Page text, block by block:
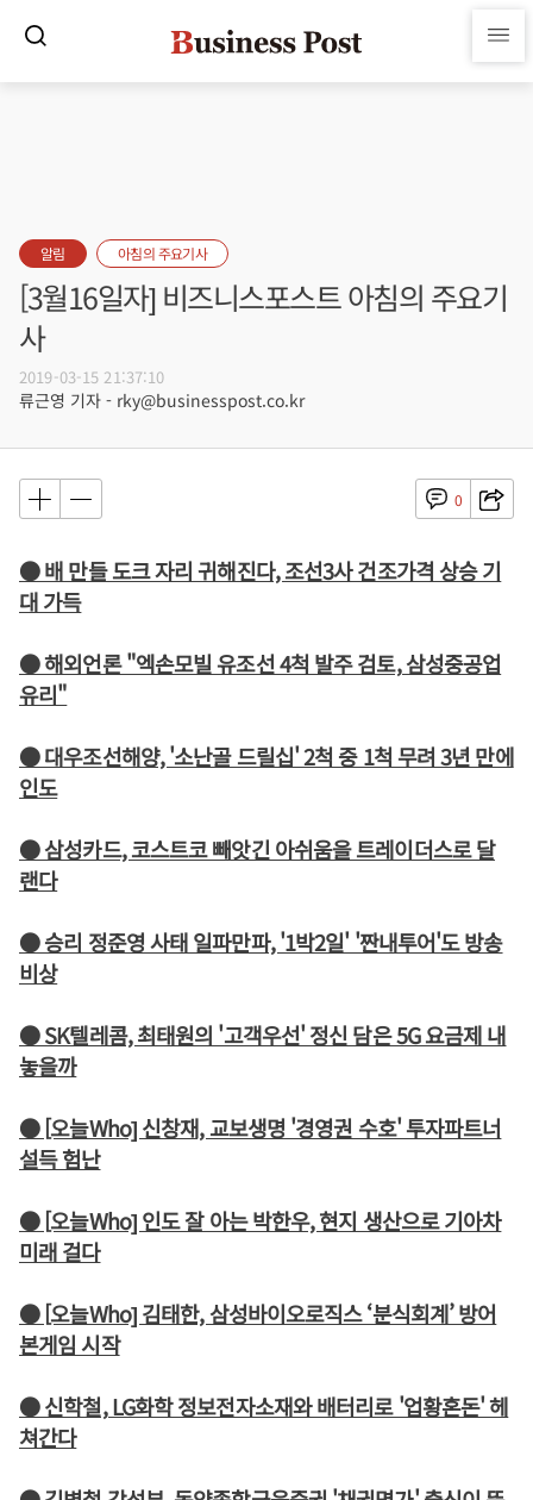
알림 아침의 주요기사
[3월16일자] 비즈니스포스트 아침의 주요기
사
2019-03-15 21:37:10
류근영 기자 - rky@businesspost.co.kr
0
● 배 만들 도크 자리 귀해진다, 조선3사 건조가격 상승 기
대 가득
● 해외언론 "엑손모빌 유조선 4척 발주 검토, 삼성중공업
유리"
● 대우조선해양, '소난골 드릴십' 2척 중 1척 무려 3년 만에
인도
● 삼성카드, 코스트코 빼앗긴 아쉬움을 트레이더스로 달
랜다
● 승리 정준영 사태 일파만파, '1박2일' '짠내투어'도 방송
비상
● SK텔레콤, 최태원의 '고객우선' 정신 담은 5G 요금제 내
놓을까
● [오늘Who] 신창재, 교보생명 '경영권 수호' 투자파트너
설득 험난
● [오늘Who] 인도 잘 아는 박한우, 현지 생산으로 기아차
미래 걸다
● [오늘Who] 김태한, 삼성바이오로직스 ‘분식회계’ 방어
본게임 시작
● 신학철, LG화학 정보전자소재와 배터리로 '업황혼돈' 헤
쳐간다